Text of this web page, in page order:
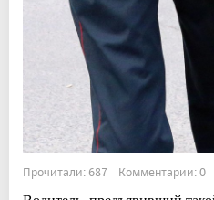
Прочитали: 687 Комментарии: 0